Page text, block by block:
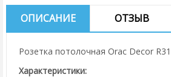
ОПИСАНИЕ ОТЗЫВ
Розетка потолочная Orac Decor R31
Характеристики: